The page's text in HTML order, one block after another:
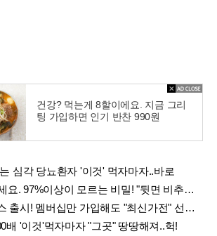
건강? 먹는게 8할이에요. 지금 그리
팅 가입하면 인기 반찬 990원
심각 당뇨환자 '이것' 먹자마자..바로
이상이 모르는 비밀! "뒷면 비추면 번호 보인다!?"
버십만 가입해도 "최신가전" 선착순 100% 무료 경품지원!!
배 '이것'먹자마자 "그곳" 땅땅해져..헉!